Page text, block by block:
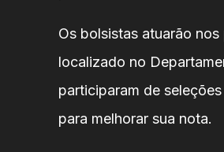
Os bolsistas atuarão
localizado no
participaram de
para melhorar sua nota.